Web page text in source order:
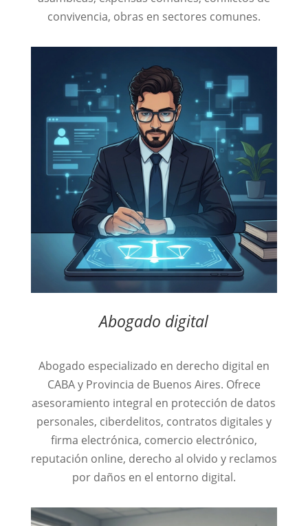
convivencia, obras en sectores comunes.
Abogado digital
Abogado especializado en derecho digital en
CABA y Provincia de Buenos Aires. Ofrece
asesoramiento integral en protección de datos
personales, ciberdelitos, contratos digitales y
firma electrónica, comercio electrónico,
reputación online, derecho al olvido y reclamos
por daños en el entorno digital.